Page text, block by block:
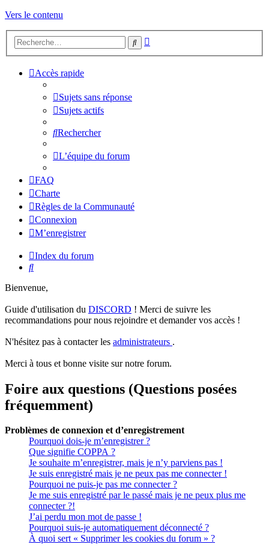
Vers le contenu
Rechercher
Accès rapide
Sujets sans réponse
Sujets actifs
Rechercher
L’équipe du forum
FAQ
Charte
Règles de la Communauté
Connexion
M’enregistrer
Index du forum
Rechercher
Bienvenue,
Guide d'utilisation du DISCORD ! Merci de suivre les
recommandations pour nous rejoindre et demander vos accès !
N'hésitez pas à contacter les administrateurs .
Merci à tous et bonne visite sur notre forum.
Foire aux questions (Questions posées
fréquemment)
Problèmes de connexion et d’enregistrement
Pourquoi dois-je m’enregistrer ?
Que signifie COPPA ?
Je souhaite m’enregistrer, mais je n’y parviens pas !
Je suis enregistré mais je ne peux pas me connecter !
Pourquoi ne puis-je pas me connecter ?
Je me suis enregistré par le passé mais je ne peux plus me
connecter ?!
J’ai perdu mon mot de passe !
Pourquoi suis-je automatiquement déconnecté ?
À quoi sert « Supprimer les cookies du forum » ?